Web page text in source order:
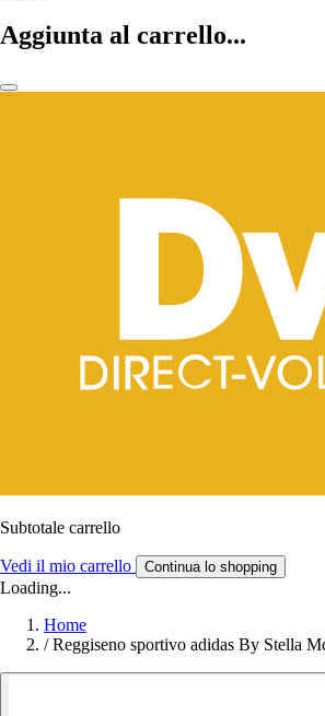
Aggiunta al carrello...
Subtotale carrello
Vedi il mio carrello Continua lo shopping
Loading...
Home
/ Reggiseno sportivo adidas By Stella